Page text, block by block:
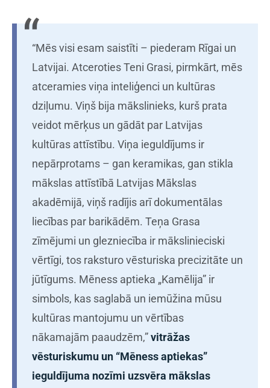
“Mēs visi esam saistīti – piederam Rīgai un
Latvijai. Atceroties Teni Grasi, pirmkārt, mēs
atceramies viņa inteliģenci un kultūras
dziļumu. Viņš bija mākslinieks, kurš prata
veidot mērķus un gādāt par Latvijas
kultūras attīstību. Viņa ieguldījums ir
nepārprotams – gan keramikas, gan stikla
mākslas attīstībā Latvijas Mākslas
akadēmijā, viņš radījis arī dokumentālas
liecības par barikādēm. Teņa Grasa
zīmējumi un glezniecība ir mākslinieciski
vērtīgi, tos raksturo vēsturiska precizitāte un
jūtīgums. Mēness aptieka „Kamēlija” ir
simbols, kas saglabā un iemūžina mūsu
kultūras mantojumu un vērtības
nākamajām paaudzēm,”vitrāžas
vēsturiskumu un “Mēness aptiekas”
ieguldījuma nozīmi uzsvēra mākslas